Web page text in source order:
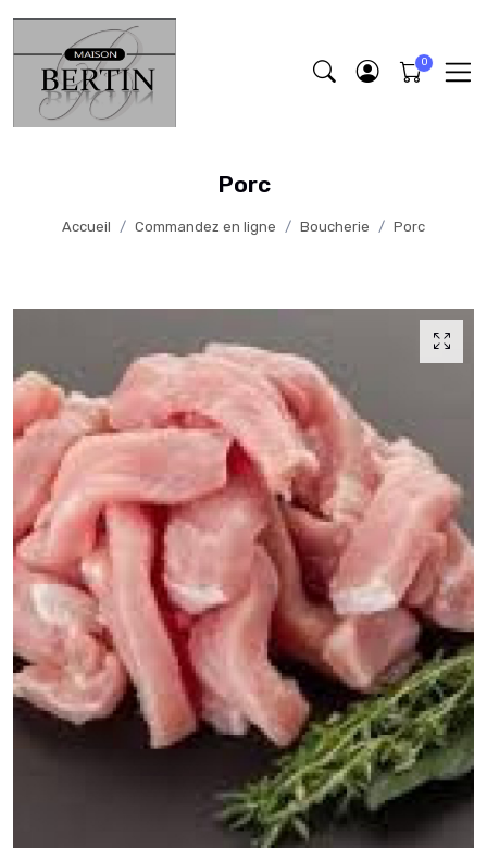
Porc
Accueil Commandez en ligne Boucherie Porc